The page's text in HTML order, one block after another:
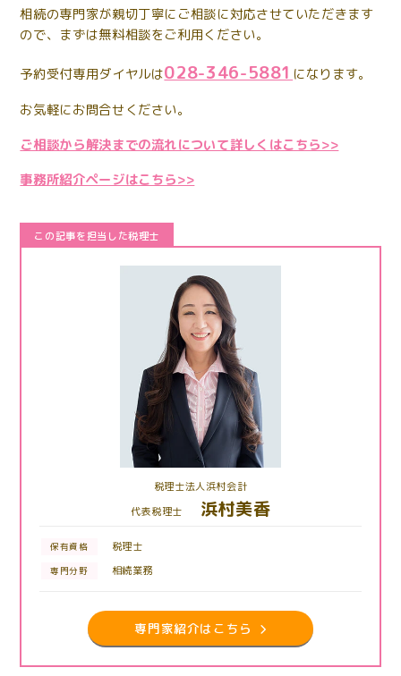
相続の専門家が親切丁寧にご相談に対応させていただきます
ので、まずは無料相談をご利用ください。
予約受付専用ダイヤルは028-346-5881 になります。
お気軽にお問合せください。
ご相談から解決までの流れについて詳しくはこちら>>
事務所紹介ページはこちら>>
この記事を担当した税理士
税理士法人浜村会計
代表税理士
浜村美香
保有資格 税理士
専門分野 相続業務
専門家紹介はこちら